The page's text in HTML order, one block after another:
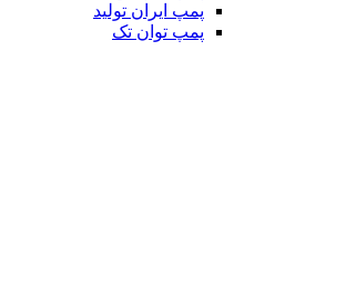
پمپ ایران تولید
پمپ توان تک